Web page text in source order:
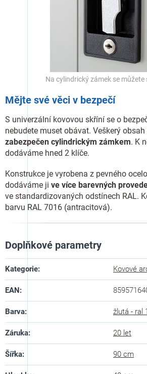
Na cylindrický zámek se
Mějte své věci v bezpečí
S univerzální kovovou skříní se o
nebudete muset obávat. Veškerý
zabezpečen cylindrickým zámkem. K
dodáváme hned 2 klíče.
Konstrukce je vyrobena z pevného
dodáváme ji ve více barevných
ve standardizovaných odstínech RAL.
barvu RAL 7016 (antracitová).
Doplňkové parametry
Kategorie: Kovové
EAN:
Barva: žlutá - ral
Záruka: 20 let
Šířka: 90 cm